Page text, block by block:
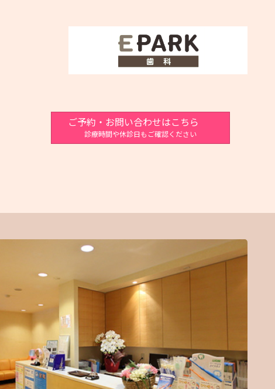
ご予約・お問い合わせはこちら
診療時間や休診日もご確認ください